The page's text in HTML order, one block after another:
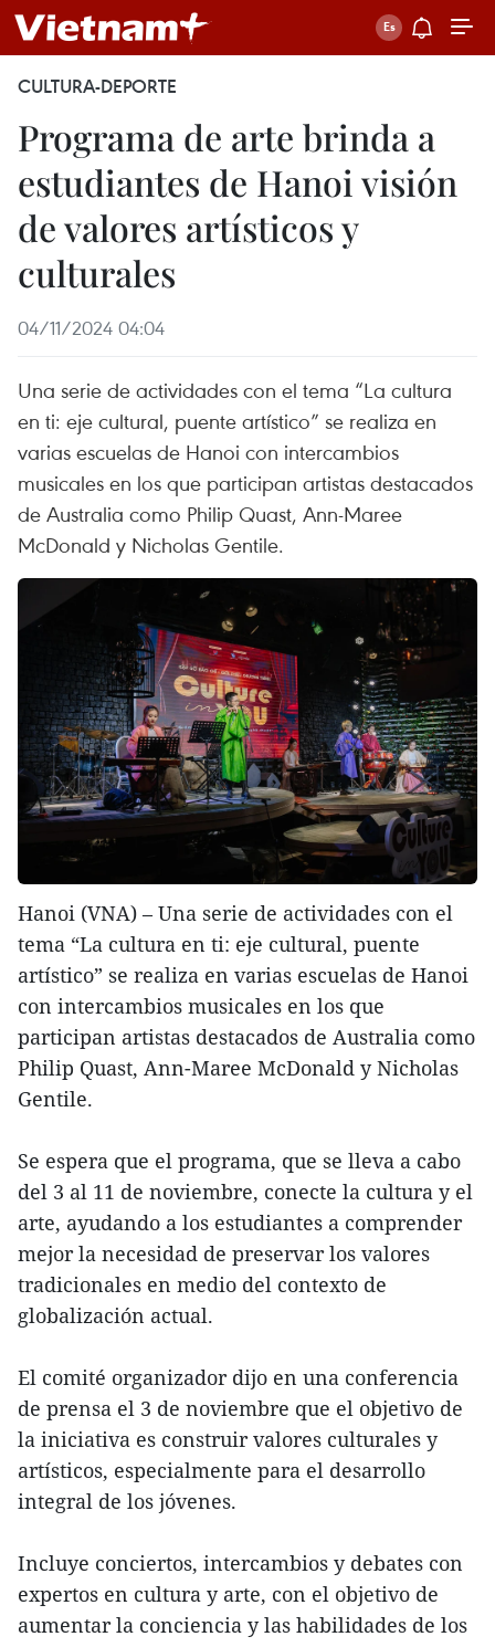
CULTURA-DEPORTE
Programa de arte brinda a
estudiantes de Hanoi visión
de valores artísticos y
culturales
04/11/2024 04:04
Una serie de actividades con el tema “La cultura
en ti: eje cultural, puente artístico” se realiza en
varias escuelas de Hanoi con intercambios
musicales en los que participan artistas destacados
de Australia como Philip Quast, Ann-Maree
McDonald y Nicholas Gentile.
Hanoi (VNA) – Una serie de actividades con el
tema “La cultura en ti: eje cultural, puente
artístico” se realiza en varias escuelas de Hanoi
con intercambios musicales en los que
participan artistas destacados de Australia como
Philip Quast, Ann-Maree McDonald y Nicholas
Gentile.
Se espera que el programa, que se lleva a cabo
del 3 al 11 de noviembre, conecte la cultura y el
arte, ayudando a los estudiantes a comprender
mejor la necesidad de preservar los valores
tradicionales en medio del contexto de
globalización actual.
El comité organizador dijo en una conferencia
de prensa el 3 de noviembre que el objetivo de
la iniciativa es construir valores culturales y
artísticos, especialmente para el desarrollo
integral de los jóvenes.
Incluye conciertos, intercambios y debates con
expertos en cultura y arte, con el objetivo de
aumentar la conciencia y las habilidades de los